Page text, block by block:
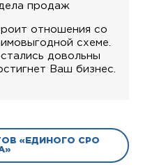
продаж
отношения со
схеме.
довольны
Ваш бизнес.
«ЕДИНОГО СРО